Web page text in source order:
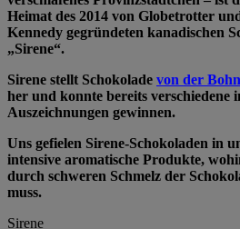
Heimat des 2014 von Globetrotter
Kennedy gegründeten kanadischen
„Sirene“.
Sirene stellt Schokolade von der
her und konnte bereits verschiedene
Auszeichnungen gewinnen.
Uns gefielen Sirene-Schokoladen in
intensive aromatische Produkte,
durch schweren Schmelz der
muss.
Sirene